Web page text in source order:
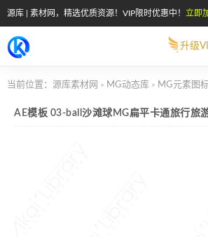
源库 | 素材网，精选优质资源！VIP限时优惠中！ 立即
升级
当前位置： 源库素材网 > MG动态库 > MG元素图
AE模板 03-ball沙滩球MG扁平卡通旅行旅